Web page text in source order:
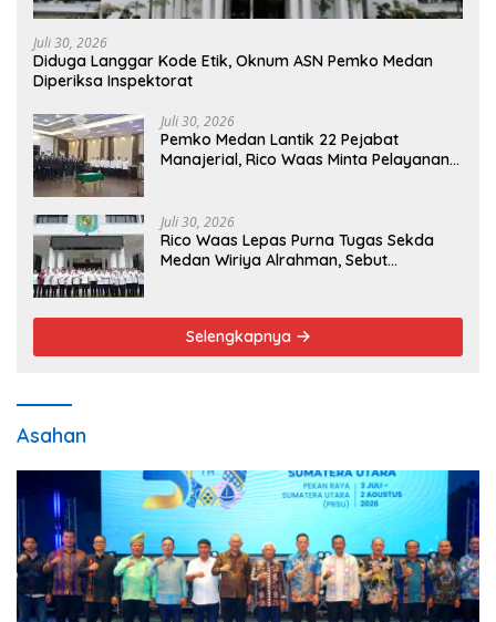
Juli 30, 2026
Diduga Langgar Kode Etik, Oknum ASN Pemko Medan
Diperiksa Inspektorat
Juli 30, 2026
Pemko Medan Lantik 22 Pejabat
Manajerial, Rico Waas Minta Pelayanan
Juli 30, 2026
Rico Waas Lepas Purna Tugas Sekda
Medan Wiriya Alrahman, Sebut
Selengkapnya
Asahan